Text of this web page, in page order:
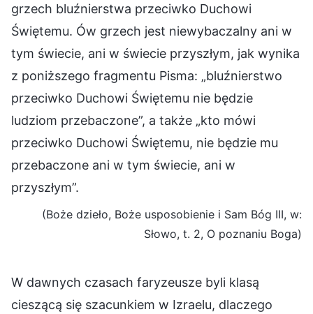
grzech bluźnierstwa przeciwko Duchowi
Świętemu. Ów grzech jest niewybaczalny ani w
tym świecie, ani w świecie przyszłym, jak wynika
z poniższego fragmentu Pisma: „bluźnierstwo
przeciwko Duchowi Świętemu nie będzie
ludziom przebaczone”, a także „kto mówi
przeciwko Duchowi Świętemu, nie będzie mu
przebaczone ani w tym świecie, ani w
przyszłym”.
(Boże dzieło, Boże usposobienie i Sam Bóg III, w:
Słowo, t. 2, O poznaniu Boga)
W dawnych czasach faryzeusze byli klasą
cieszącą się szacunkiem w Izraelu, dlaczego